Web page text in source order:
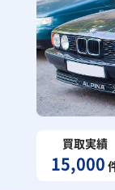
買取実績
15,000